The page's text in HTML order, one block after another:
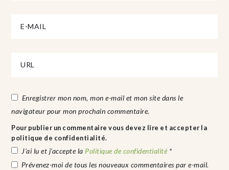
Enregistrer mon nom, mon e-mail et mon site dans le
navigateur pour mon prochain commentaire.
Pour publier un commentaire vous devez lire et accepter la
politique de confidentialité.
J’ai lu et j’accepte laPolitique de confidentialité *
Prévenez-moi de tous les nouveaux commentaires par e-mail.